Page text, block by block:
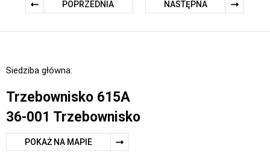
POPRZEDNIA NASTĘPNA
Siedziba główna:
Trzebownisko 615A
36-001 Trzebownisko
POKAŻ NA MAPIE